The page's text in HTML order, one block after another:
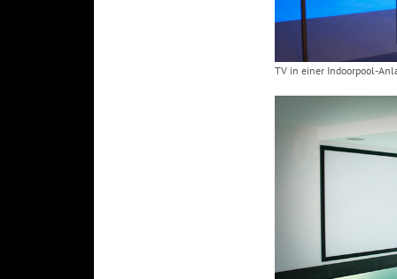
TV in einer Indoorpool-